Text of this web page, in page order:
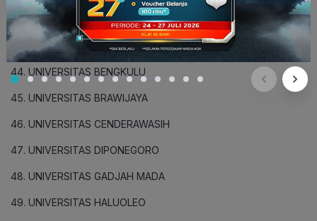
UNIVERSITAS ANDALAS
UNIVERSITAS BANGKA BELITUNG
UNIVERSITAS BENGKULU
UNIVERSITAS BRAWIJAYA
UNIVERSITAS CENDERAWASIH
UNIVERSITAS DIPONEGORO
UNIVERSITAS GADJAH MADA
UNIVERSITAS HALUOLEO